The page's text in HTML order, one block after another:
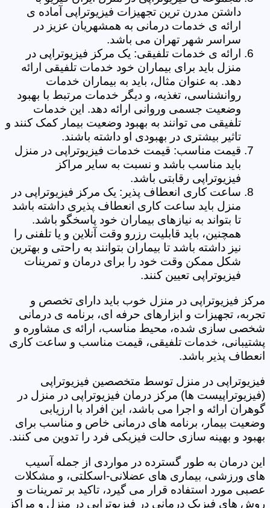
داشتن مدرن ترین تجهیزات فیزیوتراپی آماده ی
ارائه ی خدمات درمانی به همشهریان عزیز در
سراسر شهر تهران می باشد.
ارائه ی خدمات تلفیقی: یک مرکز فیزیوتراپی در
منزل باید برای بیماران خود خدمات تلفیقی ارائه
دهد. به عنوان مثال، باید به بیماران خدمات
روانشناسی، تغذیه، و دیگر خدمات مرتبط با بهبود
وضعیت جسمی وروانی ارائه دهد. این خدمات
تلفیقی می توانند به بهبود وضعیت بیمار کمک کنند و
تاثیر بیشتری در بهبودی او داشته باشند.
قیمت مناسب: قیمت خدمات فیزیوتراپی در منزل
باید مناسب باشد و نسبت به سایر مراکز
فیزیوتراپی رقابتی باشد.
ساعت کاری انعطاف پذیر: یک مرکز فیزیوتراپی در
منزل باید ساعت کاری انعطاف پذیری داشته باشد
تا بتواند به نیازهای بیماران خود پاسخگو باشد.
همچنین، باید قابلیت رزرو وقت آنلاین و یا تلفنی را
نیز داشته باشد تا بیماران بتوانند به راحتی و بهترین
شکل ممکن وقت خود را برای درمان و تمرینات
فیزیوتراپی تعیین کنند.
مرکز فیزیوتراپی در منزل خوب باید دارای تخصص و
تجربه، تجهیزات و ابزارهای حرفه ای، برنامه ی درمانی
شخصی سازی شده، محیط مناسب، ارائه ی مشاوره و
پشتیبانی، خدمات تلفیقی، قیمت مناسب و ساعت کاری
انعطاف پذیر باشد.
فیزیوتراپی در منزل توسط متخصصین فیزیوتراپی
(فیزیوتراپیست ها) مرکز درمان فیزیوتراپی در منزل در
گوهران ارائه و اجرا می باشد، این افراد با ارزیابی
وضعیت بیمار، برنامه های درمانی خاص و مناسب برای
بهبود و بهینه سازی حالت فیزیکی فرد را تدوین می کنند.
این درمان به طور گسترده در مواردی از جمله آسیب
های ورزشی، بیماری های عضلانی-اسکلتی، و مشکلات
عصبی مورد استفاده قرار می گیرد، تاکید بر تمرینات و
روش های فیزیک درمانی در فیزیوتراپی در منزل و مراکز